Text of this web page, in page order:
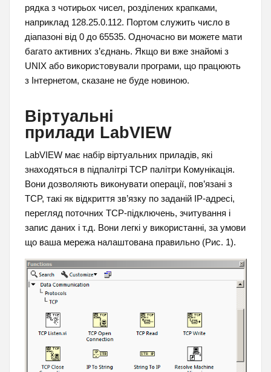
рядка з чотирьох чисел, розділених крапками,
наприклад 128.25.0.112. Портом служить число в
діапазоні від 0 до 65535. Одночасно ви можете мати
багато активних з’єднань. Якщо ви вже знайомі з
UNIX або використовували програми, що працюють
з Інтернетом, сказане не буде новиною.
Віртуальні
прилади LabVIEW
LabVIEW має набір віртуальних приладів, які
знаходяться в підпалітрі TCP палітри Комунікація.
Вони дозволяють виконувати операції, пов’язані з
TCP, такі як відкриття зв’язку по заданій IP-адресі,
перегляд поточних TCP-підключень, зчитування і
запис даних і т.д. Вони легкі у використанні, за умови
що ваша мережа налаштована правильно (Рис. 1).